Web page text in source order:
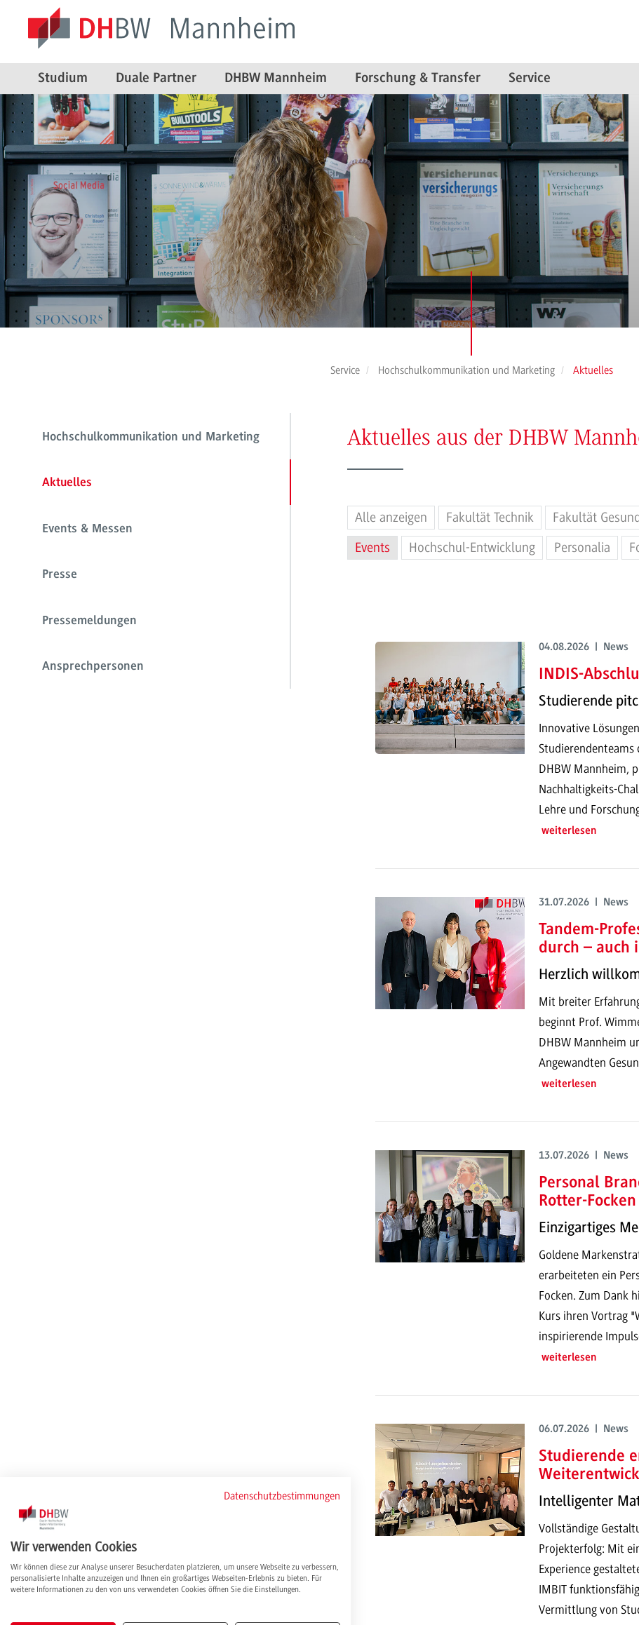
Studium Duale Partner DHBW Mannheim Forschung & Transfer Service
Service Hochschulkommunikation und Marketing Aktuelles
Hochschulkommunikation und Marketing
Aktuelles
Events & Messen
Presse
Pressemeldungen
Ansprechpersonen
Aktuelles aus der DHBW
Alle anzeigen Fakultät Technik Fakultät
Events
Hochschul-Entwicklung Personalia
04.08.2026 | News
INDIS-
Studierende
Innovative
Studierendenteams
DHBW Mannheim,
Nachhaltigkeits-
Lehre und
weiterlesen
31.07.2026 | News
Tandem-
durch – auch
Herzlich
Mit breiter
beginnt Prof.
DHBW Mannheim
Angewandten
weiterlesen
13.07.2026 | News
Personal
Rotter-Focken
Einzigartiges
Goldene
erarbeiteten ein
Focken. Zum Dank
Kurs ihren Vortrag
inspirierende
weiterlesen
06.07.2026 | News
Studierende
Intelligenter
Vollständige
Projekterfolg: Mit
Experience
IMBIT
Vermittlung von
Datenschutzbestimmungen
Wir verwenden Cookies
Wir können diese zur Analyse unserer Besucherdaten platzieren, um unsere Webseite zu verbessern,
personalisierte Inhalte anzuzeigen und Ihnen ein großartiges Webseiten-Erlebnis zu bieten. Für
weitere Informationen zu den von uns verwendeten Cookies öffnen Sie die Einstellungen.